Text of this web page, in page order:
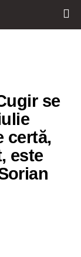
se
certă,
este